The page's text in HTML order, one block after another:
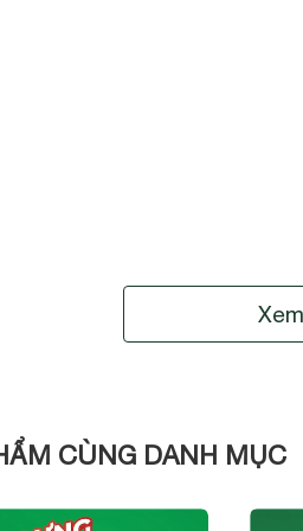
CÙNG DANH MỤC